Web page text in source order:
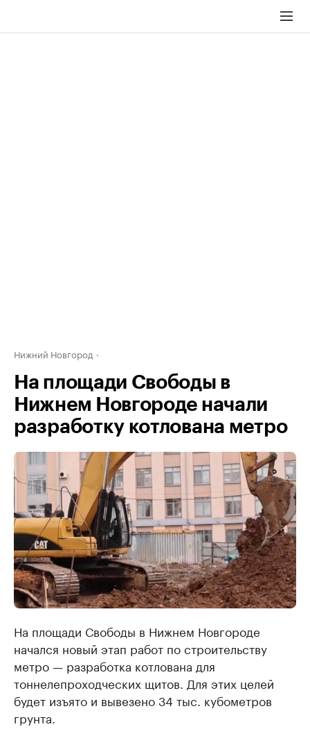
Нижний Новгород
На площади Свободы в
Нижнем Новгороде начали
разработку котлована метро
На площади Свободы в Нижнем Новгороде
начался новый этап работ по строительству
метро — разработка котлована для
тоннелепроходческих щитов. Для этих целей
будет изъято и вывезено 34 тыс. кубометров
грунта.